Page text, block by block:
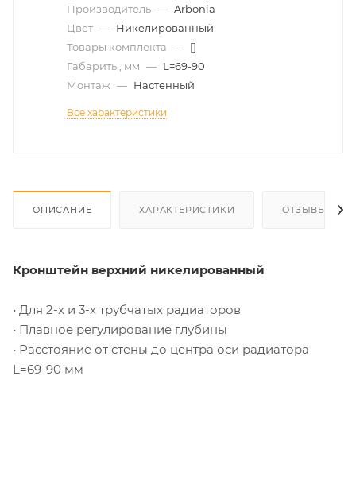
Производитель — Arbonia
Цвет — Никелированный
Товары комплекта — []
Габариты, мм — L=69-90
Монтаж — Настенный
Все характеристики
ОПИСАНИЕ ХАРАКТЕРИСТИКИ ОТЗЫВЫ
Кронштейн верхний никелированный
• Для 2-х и 3-х трубчатых радиаторов
• Плавное регулирование глубины
• Расстояние от стены до центра оси радиатора
L=69-90 мм